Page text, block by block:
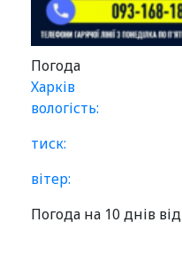
Погода
Харків
вологість:
тиск:
вітер:
Погода на 10 днів від